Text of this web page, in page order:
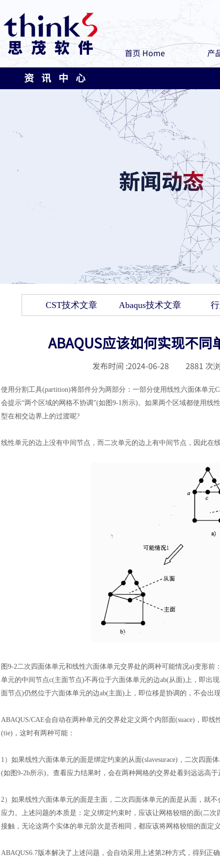
首页 Home 产
资 讯 中 心
CST技术文章 Abaqus技术文章
ABAQUS应该如何实现不
发布时间 :2024-06-28 2881 次
使用分割工具(partition)将部件分为两部分 ： 一部分使用线性六面体单元
会提示“两个区域的网格不协调”(如图9-1所示)。如果两个区域都使用
型在相交边界上的过渡呢?
线性单元的边上没有中间节点，而二次单元的边上有中间节点，因此在
图 9-2二次四面体单元和线性六面体单元交界处的两种可能情况a)变形前
单元的中间节点c(主面节点)不再位于六面体单元的边ab(从面)上，即出
面节点)仍然位于六面体单元的边ab(主面)上，即位移是协调的，不会出
ABAQUS/CAE会自动在两种单元的交界处定义两个内部面(suace)，即
(tie)，这时有两种可能 ：
1） 如果线性六面体单元的面是绑定约束的从面(slavesurace)，二次四面
(如图9-2b所示)。查看应力结果时，会在两种网格的交界处看到远远高
2） 如果线性六面体单元的面是主面，二次四面体单元的面是从面，就
应力。上述问题的本质是 ： 定义绑定约束时，应该让网格较细的面(二次
接触，无论这两个实体的单元阶次是否相同，都应该将网格较细的面定
ABAQUS6.7版本解决了上述问题，会自动采用上述第2种方式，得到正